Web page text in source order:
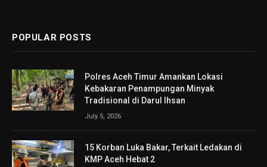
POPULAR POSTS
Polres Aceh Timur Amankan Lokasi
Kebakaran Penampungan Minyak
Tradisional di Darul Ihsan
July 5, 2026
15 Korban Luka Bakar, Terkait Ledakan di
KMP Aceh Hebat 2